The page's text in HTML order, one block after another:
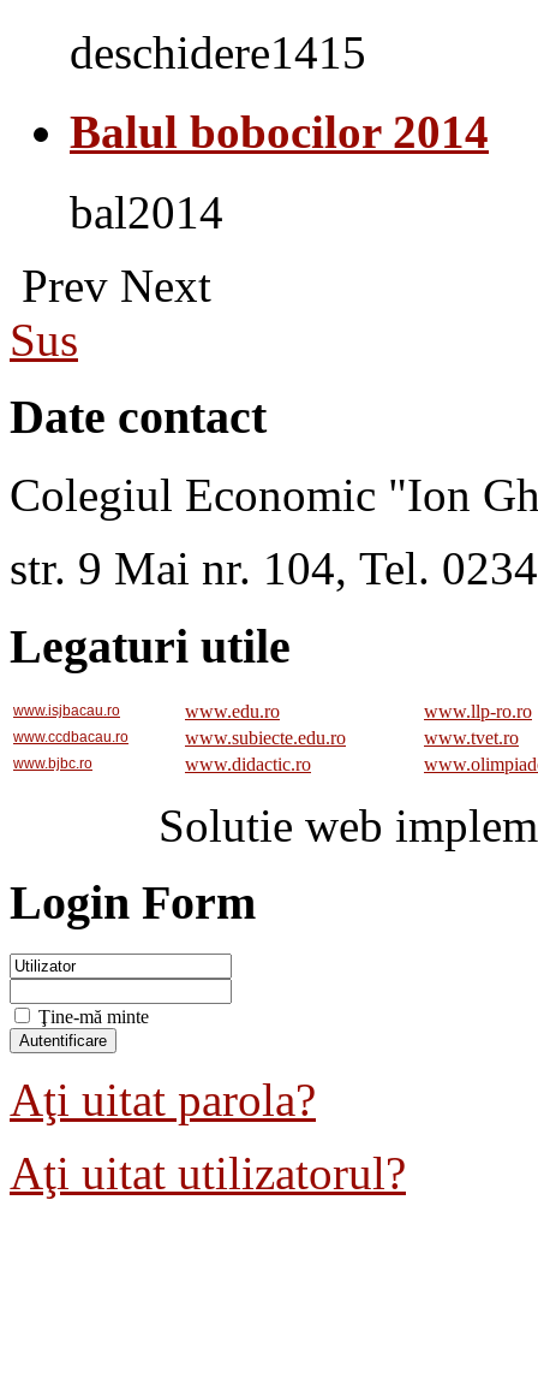
deschidere1415
Balul bobocilor 2014
bal2014
Prev Next
Sus
Date contact
Colegiul Economic "Ion
str. 9 Mai nr. 104, Tel.
Legaturi utile
www.isjbacau.ro www.edu.ro www.llp-ro.ro
www.ccdbacau.ro www.subiecte.edu.ro www.tvet.ro
www.bjbc.ro www.didactic.ro
Solutie web
Login Form
Ţine-mă minte
Aţi uitat parola?
Aţi uitat utilizatorul?